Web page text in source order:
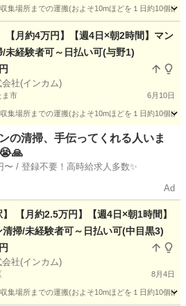
集場所までの運搬(およそ10mほどを１日約10個
Web
【月約4万円】【週4日×朝2時間】マン
/未経験者可～日払い可(与野1)
会社(インカム)
ま市 6月10日
集場所までの運搬(およそ10mほどを１日約10個
時給
の清掃、手伝ってくれる人いま
日給例1万円〜 / 登録不要！高時給求人多数✨
Ad
】 【月約2.5万円】【週4日×朝1時間】
清掃/未経験者可～日払い可(中目黒3)
会社(インカム)
8月4日
集場所までの運搬(およそ10mほどを１日約10個